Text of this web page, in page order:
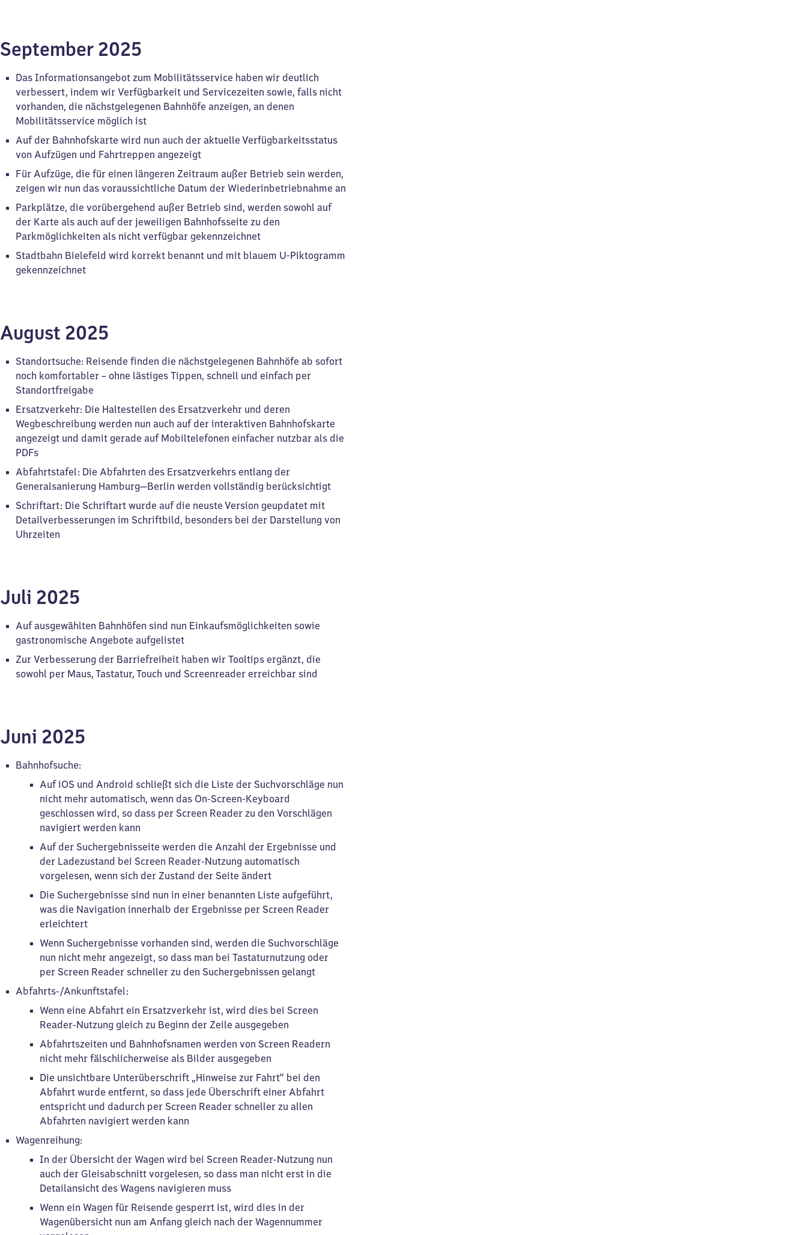
September 2025
Das Informationsangebot zum Mobilitätsservice haben wir deutlich
verbessert, indem wir Verfügbarkeit und Servicezeiten sowie, falls nicht
vorhanden, die nächstgelegenen Bahnhöfe anzeigen, an denen
Mobilitätsservice möglich ist
Auf der Bahnhofskarte wird nun auch der aktuelle Verfügbarkeitsstatus
von Aufzügen und Fahrtreppen angezeigt
Für Aufzüge, die für einen längeren Zeitraum außer Betrieb sein werden,
zeigen wir nun das voraussichtliche Datum der Wiederinbetriebnahme an
Parkplätze, die vorübergehend außer Betrieb sind, werden sowohl auf
der Karte als auch auf der jeweiligen Bahnhofsseite zu den
Parkmöglichkeiten als nicht verfügbar gekennzeichnet
Stadtbahn Bielefeld wird korrekt benannt und mit blauem U-Piktogramm
gekennzeichnet
August 2025
Standortsuche: Reisende finden die nächstgelegenen Bahnhöfe ab sofort
noch komfortabler – ohne lästiges Tippen, schnell und einfach per
Standortfreigabe
Ersatzverkehr: Die Haltestellen des Ersatzverkehr und deren
Wegbeschreibung werden nun auch auf der interaktiven Bahnhofskarte
angezeigt und damit gerade auf Mobiltelefonen einfacher nutzbar als die
PDFs
Abfahrtstafel: Die Abfahrten des Ersatzverkehrs entlang der
Generalsanierung Hamburg—Berlin werden vollständig berücksichtigt
Schriftart: Die Schriftart wurde auf die neuste Version geupdatet mit
Detailverbesserungen im Schriftbild, besonders bei der Darstellung von
Uhrzeiten
Juli 2025
Auf ausgewählten Bahnhöfen sind nun Einkaufsmöglichkeiten sowie
gastronomische Angebote aufgelistet
Zur Verbesserung der Barriefreiheit haben wir Tooltips ergänzt, die
sowohl per Maus, Tastatur, Touch und Screenreader erreichbar sind
Juni 2025
Bahnhofsuche:
Auf iOS und Android schließt sich die Liste der Suchvorschläge nun
nicht mehr automatisch, wenn das On-Screen-Keyboard
geschlossen wird, so dass per Screen Reader zu den Vorschlägen
navigiert werden kann
Auf der Suchergebnisseite werden die Anzahl der Ergebnisse und
der Ladezustand bei Screen Reader-Nutzung automatisch
vorgelesen, wenn sich der Zustand der Seite ändert
Die Suchergebnisse sind nun in einer benannten Liste aufgeführt,
was die Navigation innerhalb der Ergebnisse per Screen Reader
erleichtert
Wenn Suchergebnisse vorhanden sind, werden die Suchvorschläge
nun nicht mehr angezeigt, so dass man bei Tastaturnutzung oder
per Screen Reader schneller zu den Suchergebnissen gelangt
Abfahrts-/Ankunftstafel:
Wenn eine Abfahrt ein Ersatzverkehr ist, wird dies bei Screen
Reader-Nutzung gleich zu Beginn der Zeile ausgegeben
Abfahrtszeiten und Bahnhofsnamen werden von Screen Readern
nicht mehr fälschlicherweise als Bilder ausgegeben
Die unsichtbare Unterüberschrift „Hinweise zur Fahrt“ bei den
Abfahrt wurde entfernt, so dass jede Überschrift einer Abfahrt
entspricht und dadurch per Screen Reader schneller zu allen
Abfahrten navigiert werden kann
Wagenreihung:
In der Übersicht der Wagen wird bei Screen Reader-Nutzung nun
auch der Gleisabschnitt vorgelesen, so dass man nicht erst in die
Detailansicht des Wagens navigieren muss
Wenn ein Wagen für Reisende gesperrt ist, wird dies in der
Wagenübersicht nun am Anfang gleich nach der Wagennummer